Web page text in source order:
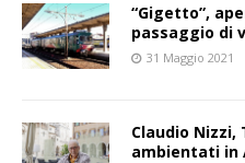
“Gigetto”,
passaggio di
31 Maggio 2021
Claudio
ambientati in